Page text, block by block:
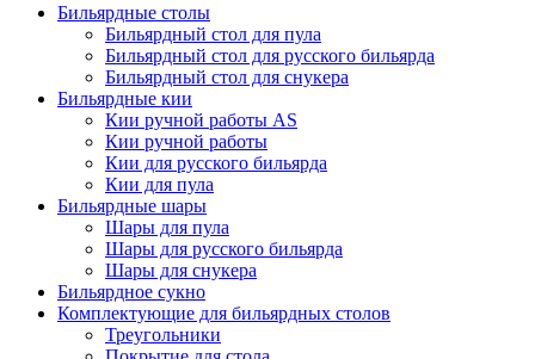
Бильярдные столы
Бильярдный стол для пула
Бильярдный стол для русского бильярда
Бильярдный стол для снукера
Бильярдные кии
Кии ручной работы AS
Кии ручной работы
Кии для русского бильярда
Кии для пула
Бильярдные шары
Шары для пула
Шары для русского бильярда
Шары для снукера
Бильярдное сукно
Комплектующие для бильярдных столов
Треугольники